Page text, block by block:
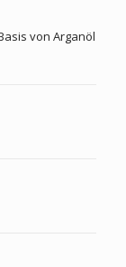
von Arganöl